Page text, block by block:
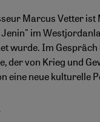
Marcus Vetter
im
wurde. Im
der von Krieg und
eine neue kulturelle